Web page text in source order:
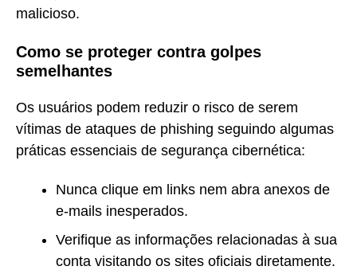
malicioso.
Como se proteger contra golpes
semelhantes
Os usuários podem reduzir o risco de serem
vítimas de ataques de phishing seguindo algumas
práticas essenciais de segurança cibernética:
Nunca clique em links nem abra anexos de
e-mails inesperados.
Verifique as informações relacionadas à sua
conta visitando os sites oficiais diretamente.